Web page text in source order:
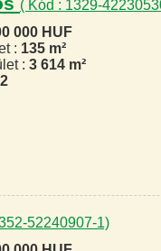
( Kód : 1329-
000 HUF
: 135 m²
: 3 614 m²
2
52240907-1)